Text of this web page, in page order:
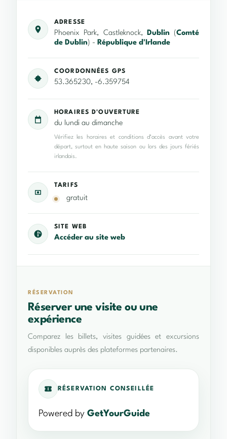
ADRESSE
Phoenix Park, Castleknock, Dublin (Comté
de Dublin) - République d'Irlande
COORDONNÉES GPS
53.365230, -6.359754
HORAIRES D'OUVERTURE
du lundi au dimanche
Vérifiez les horaires et conditions d’accès avant votre
départ, surtout en haute saison ou lors des jours fériés
irlandais.
TARIFS
gratuit
SITE WEB
Accéder au site web
RÉSERVATION
Réserver une visite ou une
expérience
Comparez les billets, visites guidées et excursions
disponibles auprès des plateformes partenaires.
RÉSERVATION CONSEILLÉE
Powered by GetYourGuide